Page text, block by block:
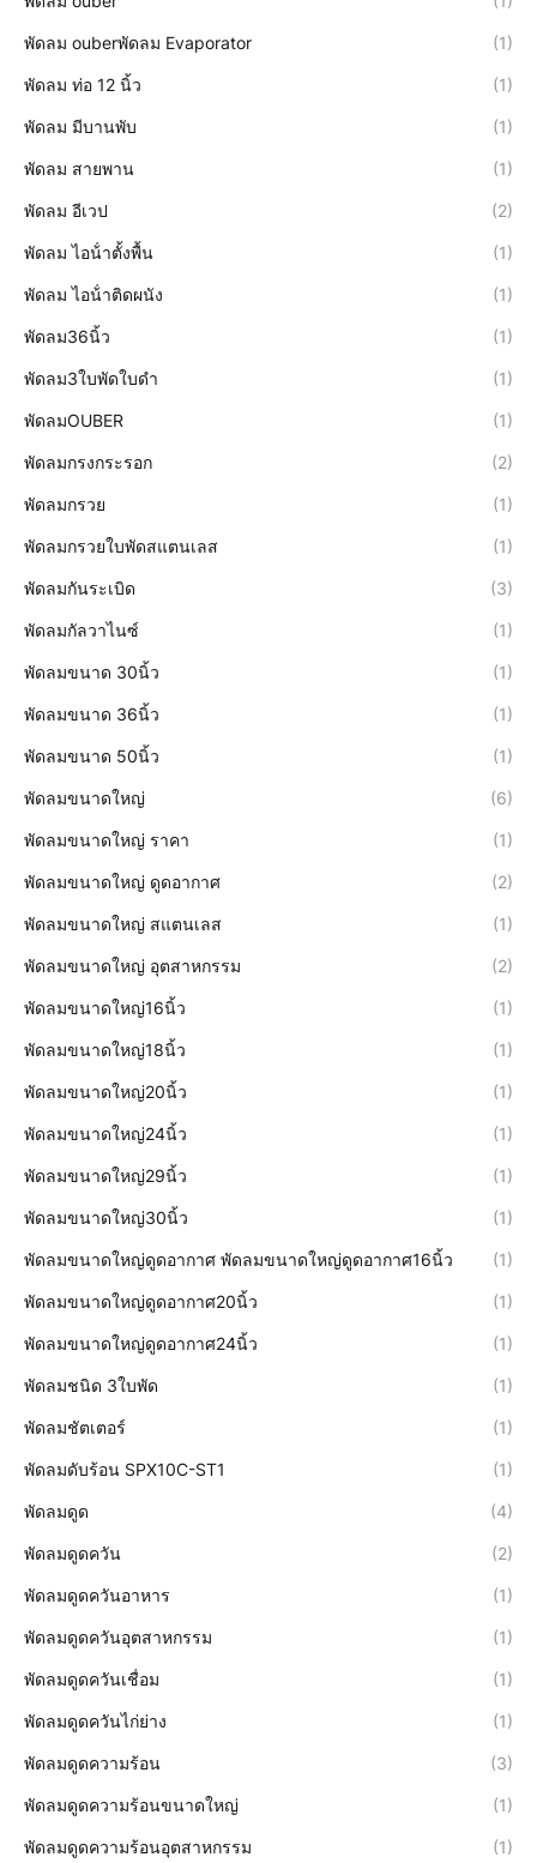
พัดลม ouberพัดลม Evaporator (1)
พัดลม ท่อ 12 นิ้ว (1)
พัดลม มีบานพับ (1)
พัดลม สายพาน (1)
พัดลม อีเวป (2)
พัดลม ไอน้ําตั้งพื้น (1)
พัดลม ไอน้ําติดผนัง (1)
พัดลม36นิ้ว (1)
พัดลม3ใบพัดใบดำ (1)
พัดลมOUBER (1)
พัดลมกรงกระรอก (2)
พัดลมกรวย (1)
พัดลมกรวยใบพัดสแตนเลส (1)
พัดลมกันระเบิด (3)
พัดลมกัลวาไนซ์ (1)
พัดลมขนาด 30นิ้ว (1)
พัดลมขนาด 36นิ้ว (1)
พัดลมขนาด 50นิ้ว (1)
พัดลมขนาดใหญ่ (6)
พัดลมขนาดใหญ่ ราคา (1)
พัดลมขนาดใหญ่ ดูดอากาศ (2)
พัดลมขนาดใหญ่ สแตนเลส (1)
พัดลมขนาดใหญ่ อุตสาหกรรม (2)
พัดลมขนาดใหญ่16นิ้ว (1)
พัดลมขนาดใหญ่18นิ้ว (1)
พัดลมขนาดใหญ่20นิ้ว (1)
พัดลมขนาดใหญ่24นิ้ว (1)
พัดลมขนาดใหญ่29นิ้ว (1)
พัดลมขนาดใหญ่30นิ้ว (1)
พัดลมขนาดใหญ่ดูดอากาศ พัดลมขนาดใหญ่ดูดอากาศ16นิ้ว (1)
พัดลมขนาดใหญ่ดูดอากาศ20นิ้ว (1)
พัดลมขนาดใหญ่ดูดอากาศ24นิ้ว (1)
พัดลมชนิด 3ใบพัด (1)
พัดลมชัตเตอร์ (1)
พัดลมดับร้อน SPX10C-ST1 (1)
พัดลมดูด (4)
พัดลมดูดควัน (2)
พัดลมดูดควันอาหาร (1)
พัดลมดูดควันอุตสาหกรรม (1)
พัดลมดูดควันเชื่อม (1)
พัดลมดูดควันไก่ย่าง (1)
พัดลมดูดความร้อน (3)
พัดลมดูดความร้อนขนาดใหญ่ (1)
พัดลมดูดความร้อนอุตสาหกรรม (1)